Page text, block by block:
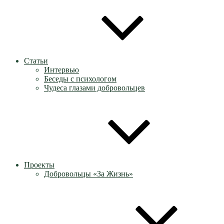
Статьи
Интервью
Беседы с психологом
Чудеса глазами добровольцев
Проекты
Добровольцы «За Жизнь»